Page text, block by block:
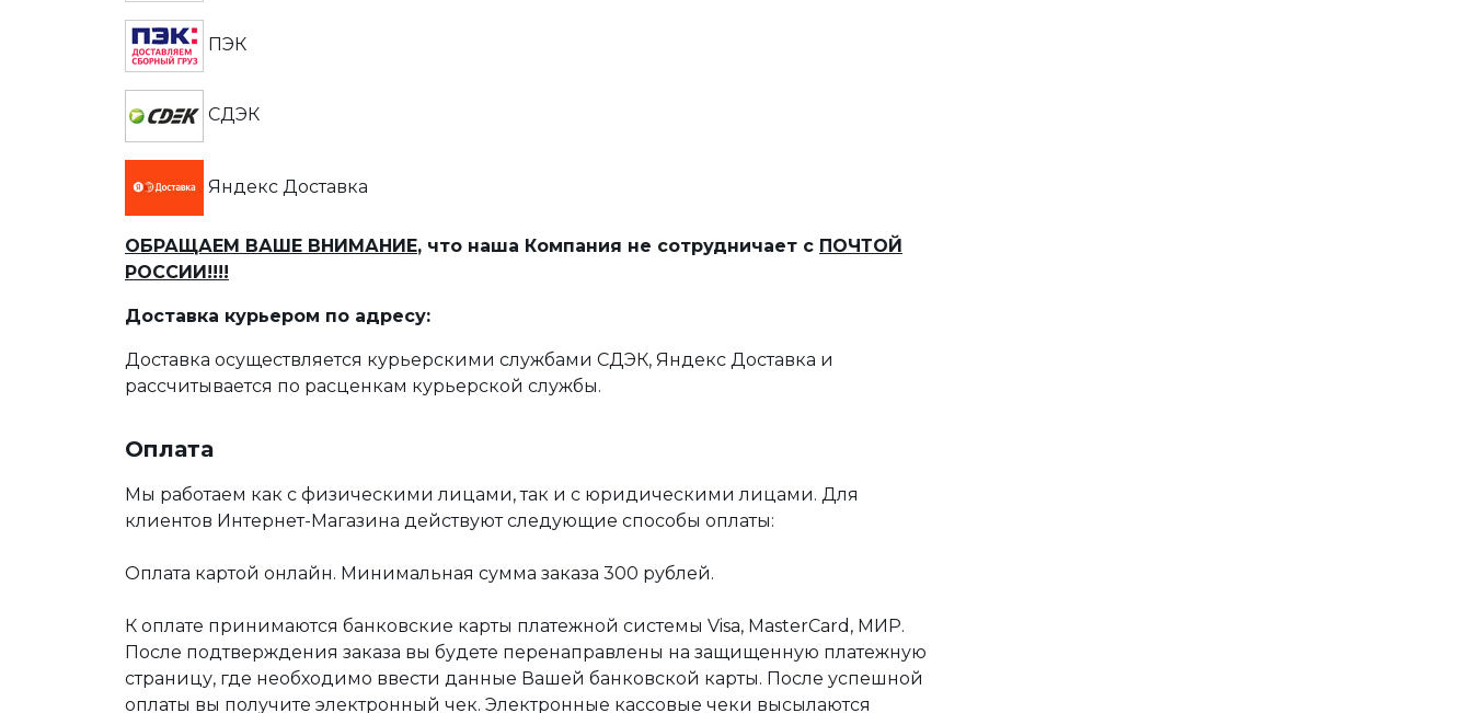
ПЭК
СДЭК
Яндекс Доставка
ОБРАЩАЕМ ВАШЕ ВНИМАНИЕ, что наша Компания не сотрудничает с ПОЧТОЙ
РОССИИ!!!!
Доставка курьером по адресу:
Доставка осуществляется курьерскими службами СДЭК, Яндекс Доставка и
рассчитывается по расценкам курьерской службы.
Оплата
Мы работаем как с физическими лицами, так и с юридическими лицами. Для
клиентов Интернет-Магазина действуют следующие способы оплаты:
Оплата картой онлайн. Минимальная сумма заказа 300 рублей.
К оплате принимаются банковские карты платежной системы Visa, MasterCard, МИР.
После подтверждения заказа вы будете перенаправлены на защищенную платежную
страницу, где необходимо ввести данные Вашей банковской карты. После успешной
оплаты вы получите электронный чек. Электронные кассовые чеки высылаются